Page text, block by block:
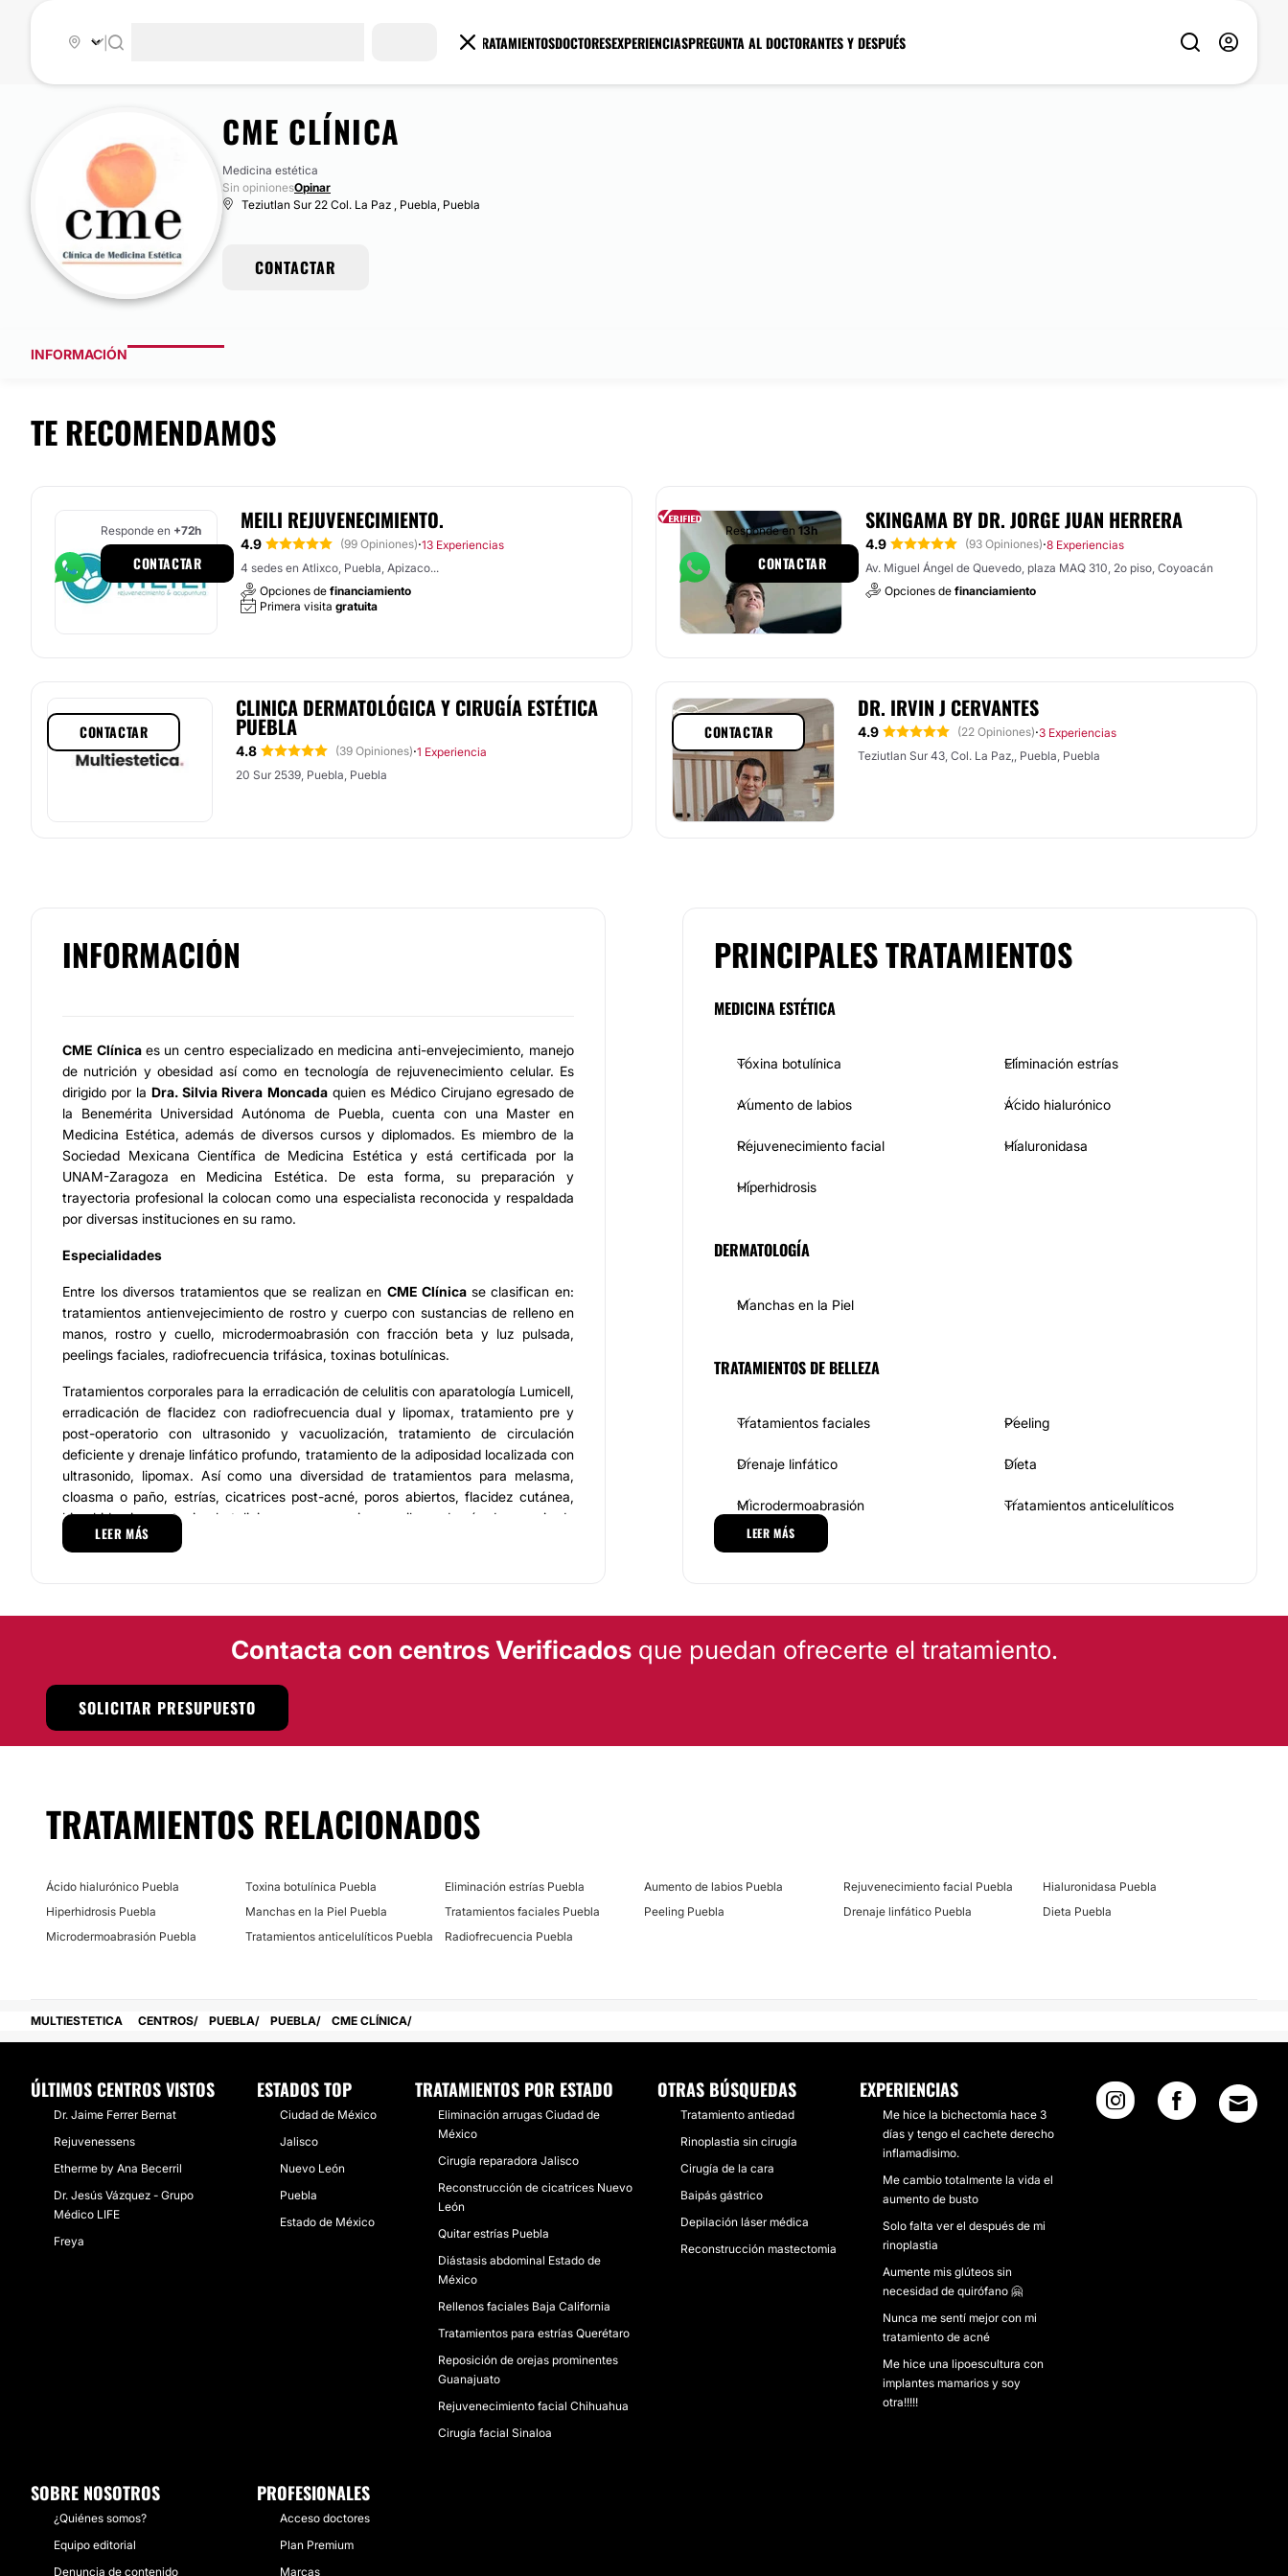
TRATAMIENTOSDOCTORESEXPERIENCIASPREGUNTA AL DOCTORANTES Y DESPUÉS
CME CLÍNICA
Medicina estética
Sin opinionesOpinar
Teziutlan Sur 22 Col. La Paz , Puebla, Puebla
CONTACTAR
INFORMACIÓN
TE RECOMENDAMOS
MEILI REJUVENECIMIENTO.
4.9 (99 Opiniones)·13 Experiencias
4 sedes en Atlixco, Puebla, Apizaco...
Opciones de financiamiento
Primera visita gratuita
Responde en +72h
CONTACTAR
SKINGAMA BY DR. JORGE JUAN HERRERA
4.9 (93 Opiniones)·8 Experiencias
Av. Miguel Ángel de Quevedo, plaza MAQ 310, 2o piso, Coyoacán
Opciones de financiamiento
Responde en 13h
CONTACTAR
CLINICA DERMATOLÓGICA Y CIRUGÍA ESTÉTICA
PUEBLA
4.8 (39 Opiniones)·1 Experiencia
20 Sur 2539, Puebla, Puebla
CONTACTAR
DR. IRVIN J CERVANTES
4.9 (22 Opiniones)·3 Experiencias
Teziutlan Sur 43, Col. La Paz,, Puebla, Puebla
CONTACTAR
INFORMACIÓN
CME Clínica es un centro especializado en medicina anti-envejecimiento, manejo
de nutrición y obesidad así como en tecnología de rejuvenecimiento celular. Es
dirigido por laDra. Silvia Rivera Moncadaquien es Médico Cirujano egresado de
la Benemérita Universidad Autónoma de Puebla, cuenta con una Master en
Medicina Estética, además de diversos cursos y diplomados. Es miembro de la
Sociedad Mexicana Científica de Medicina Estética y está certificada por la
UNAM-Zaragoza en Medicina Estética. De esta forma, su preparación y
trayectoria profesional la colocan como una especialista reconocida y respaldada
por diversas instituciones en su ramo.
Especialidades
Entre los diversos tratamientos que se realizan en CME Clínica se clasifican en:
tratamientos antienvejecimiento de rostro y cuerpo con sustancias de relleno en
manos, rostro y cuello, microdermoabrasión con fracción beta y luz pulsada,
peelings faciales, radiofrecuencia trifásica, toxinas botulínicas.
Tratamientos corporales para la erradicación de celulitis con aparatología Lumicell,
erradicación de flacidez con radiofrecuencia dual y lipomax, tratamiento pre y
post-operatorio con ultrasonido y vacuolización, tratamiento de circulación
deficiente y drenaje linfático profundo, tratamiento de la adiposidad localizada con
ultrasonido, lipomax. Así como una diversidad de tratamientos para melasma,
cloasma o paño, estrías, cicatrices post-acné, poros abiertos, flacidez cutánea,
hiperhidrosis con toxina botulinica en manos, pies y axilas, además de manejo de
nutrición con dietas especializadas y personalizadas.
su integridad y bienestar por lo que ofrecen atención personalizada de alta
resolver el padecimiento de sus pacientes; los resultados están garantizados, en
instalaciones de primera, confortables y equipada con aparatología de vanguardia.
ubicadas en la ciudad de Puebla, Méx.
No
Financiación o facilidades de pago:
LEER MÁS
PRINCIPALES TRATAMIENTOS
MEDICINA ESTÉTICA
Toxina botulínica Eliminación estrías
Aumento de labios Ácido hialurónico
Rejuvenecimiento facial Hialuronidasa
Hiperhidrosis
DERMATOLOGÍA
Manchas en la Piel
TRATAMIENTOS DE BELLEZA
Tratamientos faciales Peeling
Drenaje linfático Dieta
Microdermoabrasión Tratamientos anticelulíticos
Radiofrecuencia
LEER MÁS
Contacta con centros Verificadosque puedan ofrecerte el tratamiento.
SOLICITAR PRESUPUESTO
TRATAMIENTOS RELACIONADOS
Ácido hialurónico Puebla Toxina botulínica Puebla Eliminación estrías Puebla Aumento de labios Puebla Rejuvenecimiento facial Puebla
Hialuronidasa Puebla
Hiperhidrosis Puebla
Manchas en la Piel Puebla Tratamientos faciales Puebla Peeling Puebla Drenaje linfático Puebla
Dieta Puebla
Microdermoabrasión Puebla
Tratamientos anticelulíticos Puebla Radiofrecuencia Puebla
MULTIESTETICA CENTROS PUEBLA PUEBLA CME CLÍNICA
ÚLTIMOS CENTROS VISTOS
Dr. Jaime Ferrer Bernat
Rejuvenessens
Etherme by Ana Becerril
Dr. Jesús Vázquez - Grupo
Médico LIFE
Freya
ESTADOS TOP
Ciudad de México
Jalisco
Nuevo León
Puebla
Estado de México
TRATAMIENTOS POR ESTADO
Eliminación arrugas Ciudad de
México
Cirugía reparadora Jalisco
Reconstrucción de cicatrices Nuevo
León
Quitar estrías Puebla
Diástasis abdominal Estado de
México
Rellenos faciales Baja California
Tratamientos para estrías Querétaro
Reposición de orejas prominentes
Guanajuato
Rejuvenecimiento facial Chihuahua
Cirugía facial Sinaloa
OTRAS BÚSQUEDAS
Tratamiento antiedad
Rinoplastia sin cirugía
Cirugía de la cara
Baipás gástrico
Depilación láser médica
Reconstrucción mastectomia
EXPERIENCIAS
Me hice la bichectomía hace 3
días y tengo el cachete derecho
inflamadisimo.
Me cambio totalmente la vida el
aumento de busto
Solo falta ver el después de mi
rinoplastia
Aumente mis glúteos sin
necesidad de quirófano 🤗
Nunca me sentí mejor con mi
tratamiento de acné
Me hice una lipoescultura con
implantes mamarios y soy
otra!!!!!
SOBRE NOSOTROS
¿Quiénes somos?
Equipo editorial
Denuncia de contenido
PROFESIONALES
Acceso doctores
Plan Premium
Marcas